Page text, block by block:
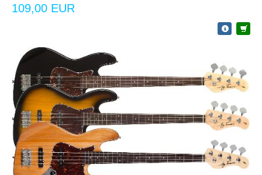
109,00 EUR